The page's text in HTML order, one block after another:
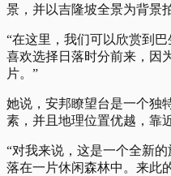
景，并以吉隆坡全景为背景
“在这里，我们可以欣赏到
喜欢选择日落时分前来，因
片。”
她说，安邦瞭望台是一个独
素，并且地理位置优越，靠
“对我来说，这是一个全新
落在一片休闲森林中。来此